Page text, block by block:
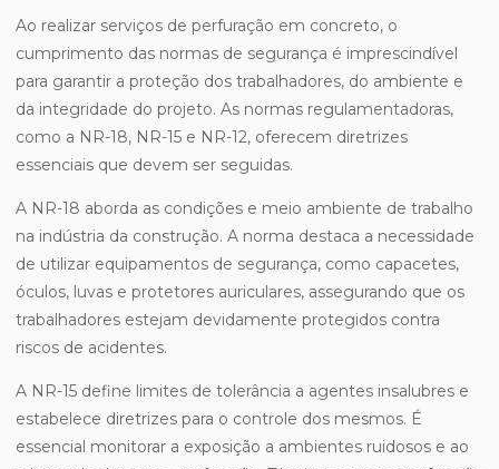
Ao realizar serviços de perfuração em concreto, o
cumprimento das normas de segurança é imprescindível
para garantir a proteção dos trabalhadores, do ambiente e
da integridade do projeto. As normas regulamentadoras,
como a NR-18, NR-15 e NR-12, oferecem diretrizes
essenciais que devem ser seguidas.
A NR-18 aborda as condições e meio ambiente de trabalho
na indústria da construção. A norma destaca a necessidade
de utilizar equipamentos de segurança, como capacetes,
óculos, luvas e protetores auriculares, assegurando que os
trabalhadores estejam devidamente protegidos contra
riscos de acidentes.
A NR-15 define limites de tolerância a agentes insalubres e
estabelece diretrizes para o controle dos mesmos. É
essencial monitorar a exposição a ambientes ruidosos e ao